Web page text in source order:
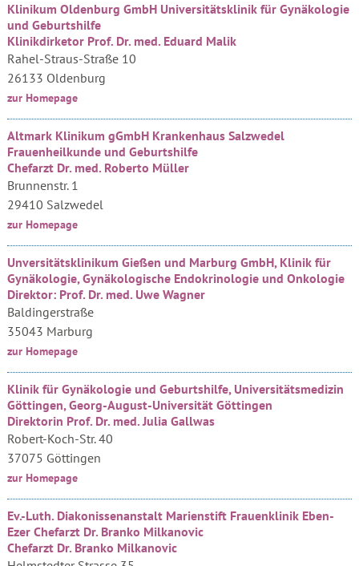
Klinikum Oldenburg GmbH Universitätsklinik für Gynäkologie
und Geburtshilfe
Klinikdirketor Prof. Dr. med. Eduard Malik
Rahel-Straus-Straße 10
26133 Oldenburg
zur Homepage
Altmark Klinikum gGmbH Krankenhaus Salzwedel
Frauenheilkunde und Geburtshilfe
Chefarzt Dr. med. Roberto Müller
Brunnenstr. 1
29410 Salzwedel
zur Homepage
Unversitätsklinikum Gießen und Marburg GmbH, Klinik für
Gynäkologie, Gynäkologische Endokrinologie und Onkologie
Direktor: Prof. Dr. med. Uwe Wagner
Baldingerstraße
35043 Marburg
zur Homepage
Klinik für Gynäkologie und Geburtshilfe, Universitätsmedizin
Göttingen, Georg-August-Universität Göttingen
Direktorin Prof. Dr. med. Julia Gallwas
Robert-Koch-Str. 40
37075 Göttingen
zur Homepage
Ev.-Luth. Diakonissenanstalt Marienstift Frauenklinik Eben-
Ezer Chefarzt Dr. Branko Milkanovic
Chefarzt Dr. Branko Milkanovic